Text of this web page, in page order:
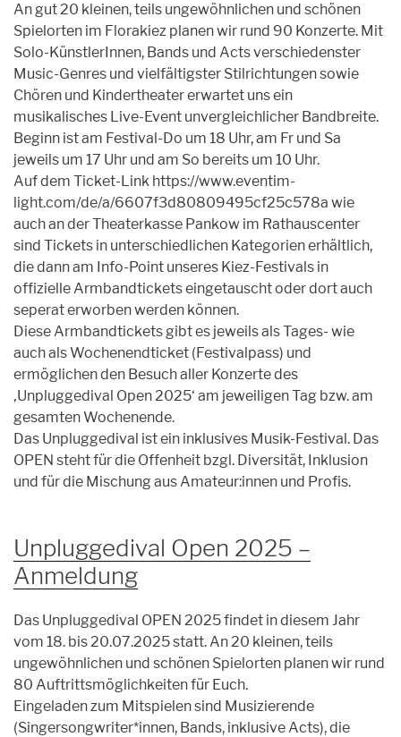
An gut 20 kleinen, teils ungewöhnlichen und schönen
Spielorten im Florakiez planen wir rund 90 Konzerte. Mit
Solo-KünstlerInnen, Bands und Acts verschiedenster
Music-Genres und vielfältigster Stilrichtungen sowie
Chören und Kindertheater erwartet uns ein
musikalisches Live-Event unvergleichlicher Bandbreite.
Beginn ist am Festival-Do um 18 Uhr, am Fr und Sa
jeweils um 17 Uhr und am So bereits um 10 Uhr.
Auf dem Ticket-Link https://www.eventim-
light.com/de/a/6607f3d80809495cf25c578a wie
auch an der Theaterkasse Pankow im Rathauscenter
sind Tickets in unterschiedlichen Kategorien erhältlich,
die dann am Info-Point unseres Kiez-Festivals in
offizielle Armbandtickets eingetauscht oder dort auch
seperat erworben werden können.
Diese Armbandtickets gibt es jeweils als Tages- wie
auch als Wochenendticket (Festivalpass) und
ermöglichen den Besuch aller Konzerte des
‚Unpluggedival Open 2025‘ am jeweiligen Tag bzw. am
gesamten Wochenende.
Das Unpluggedival ist ein inklusives Musik-Festival. Das
OPEN steht für die Offenheit bzgl. Diversität, Inklusion
und für die Mischung aus Amateur:innen und Profis.
Unpluggedival Open 2025 –
Anmeldung
Das Unpluggedival OPEN 2025 findet in diesem Jahr
vom 18. bis 20.07.2025 statt. An 20 kleinen, teils
ungewöhnlichen und schönen Spielorten planen wir rund
80 Auftrittsmöglichkeiten für Euch.
Eingeladen zum Mitspielen sind Musizierende
(Singersongwriter*innen, Bands, inklusive Acts), die